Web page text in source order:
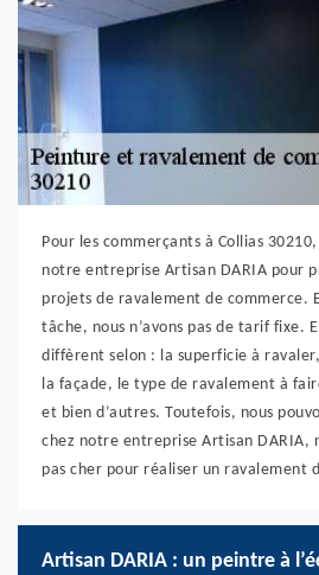
Pour les commerçants à Collias
notre entreprise Artisan DARIA pour
projets de ravalement de commerce.
tâche, nous n’avons pas de tarif fixe.
diffèrent selon : la superficie à
la façade, le type de ravalement à
et bien d’autres. Toutefois, nous
chez notre entreprise Artisan DARIA,
pas cher pour réaliser un ravalement
Artisan DARIA : un peintre à